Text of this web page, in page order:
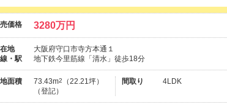
価格 3280万円
地
大阪府守口市寺方本通１
・駅
地下鉄今里筋線「清水」徒歩18分
面積 73.43m2
（22.21坪）
（登記）
間取り 4LDK